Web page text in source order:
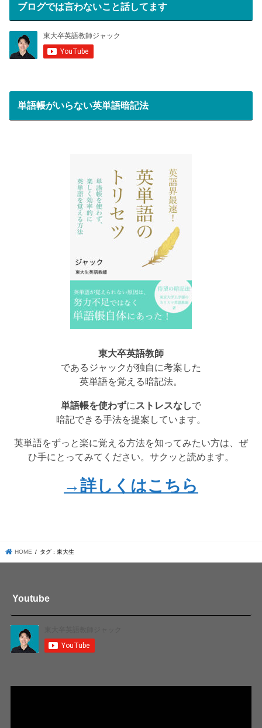
ブログでは言わないこと話してます
単語帳がいらない英単語暗記法
東大卒英語教師
であるジャックが独自に考案した
英単語を覚える暗記法。
単語帳を使わずに ストレスなしで
暗記できる手法を提案しています。
英単語をずっと楽に覚える方法を知ってみたい方は、ぜ
ひ手にとってみてください。サクッと読めます。
→詳しくはこちら
HOME タグ : 東大生
Youtube